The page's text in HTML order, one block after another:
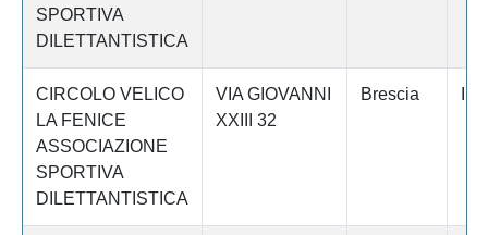
SPORTIVA
DILETTANTISTICA
CIRCOLO VELICO
LA FENICE
ASSOCIAZIONE
SPORTIVA
DILETTANTISTICA
VIA GIOVANNI
XXIII 32
Brescia